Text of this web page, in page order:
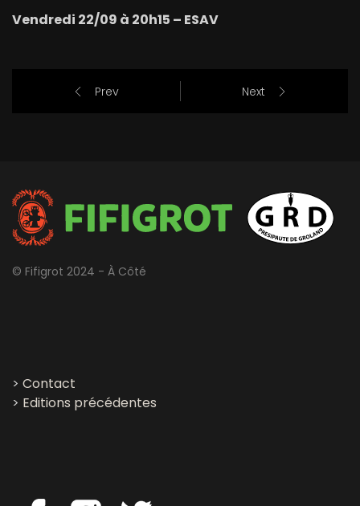
Vendredi 22/09 à 20h15 – ESAV
Prev Next
© Fifigrot 2024 - À Côté
> Contact
> Editions précédentes